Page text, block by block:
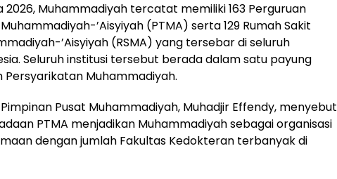
2026, Muhammadiyah tercatat memiliki 163 Perguruan
’Aisyiyah (PTMA) serta 129 Rumah Sakit
’Aisyiyah (RSMA) yang tersebar di seluruh
Seluruh institusi tersebut berada dalam satu payung
Persyarikatan Muhammadiyah.
Pusat Muhammadiyah, Muhadjir Effendy, menyebut
PTMA menjadikan Muhammadiyah sebagai organisasi
dengan jumlah Fakultas Kedokteran terbanyak di